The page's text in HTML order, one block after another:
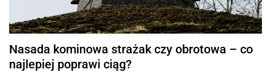
Nasada kominowa strażak czy obrotowa – co
najlepiej poprawi ciąg?